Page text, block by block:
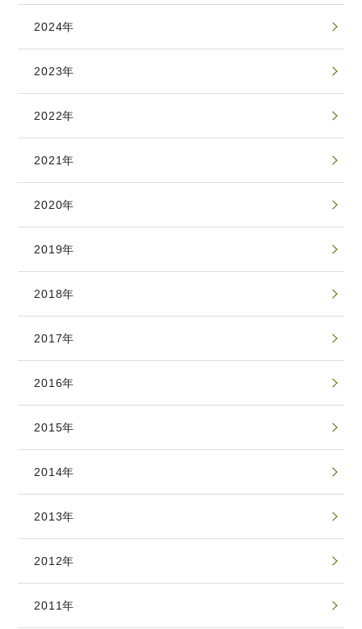
2024年
2023年
2022年
2021年
2020年
2019年
2018年
2017年
2016年
2015年
2014年
2013年
2012年
2011年